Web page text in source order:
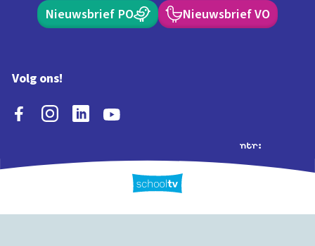
Nieuwsbrief PO Nieuwsbrief VO
Volg ons!